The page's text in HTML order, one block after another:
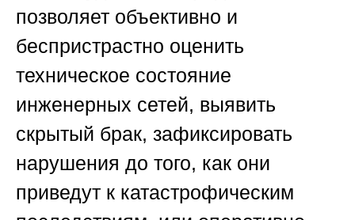
позволяет объективно и
беспристрастно оценить
техническое состояние
инженерных сетей, выявить
скрытый брак, зафиксировать
нарушения до того, как они
приведут к катастрофическим